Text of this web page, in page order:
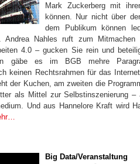
Mark Zuckerberg mit
können. Nur nicht über
dem Publikum können
Andrea Nahles ruft zum
4.0 – gucken Sie rein und
gäbe es im BGB mehre
keinen Rechtsrahmen für das
der Kuchen, am zweiten die
als Mittel zur Selbstinszenierung
Und aus Hannelore Kraft wird
Big Data/Veranstaltung